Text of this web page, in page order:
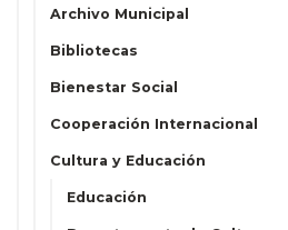
Archivo Municipal
Bibliotecas
Bienestar Social
Cooperación Internacional
Cultura y Educación
Educación